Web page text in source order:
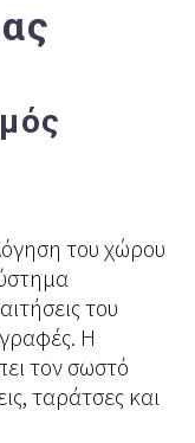
του χώρου
του
Η
τον σωστό
ταράτσες και